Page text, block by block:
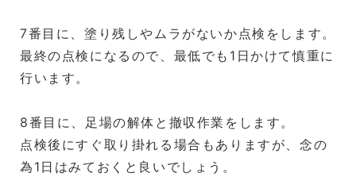
7番目に、塗り残しやムラがないか点検をします。
最終の点検になるので、最低でも1日かけて慎重に
行います。
8番目に、足場の解体と撤収作業をします。
点検後にすぐ取り掛れる場合もありますが、念の
為1日はみておくと良いでしょう。